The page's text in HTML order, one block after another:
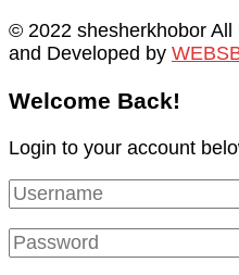
© 2022 shesherkhobor
and Developed by
Welcome Back!
Login to your account